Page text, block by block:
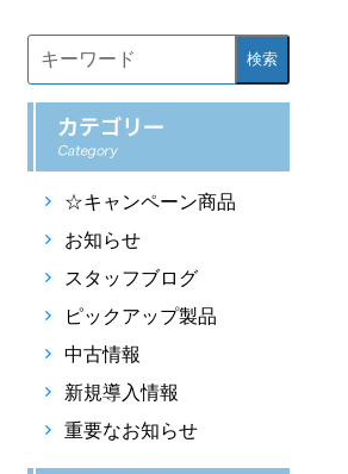
検索
☆キャンペーン商品
お知らせ
スタッフブログ
ピックアップ製品
中古情報
新規導入情報
重要なお知らせ